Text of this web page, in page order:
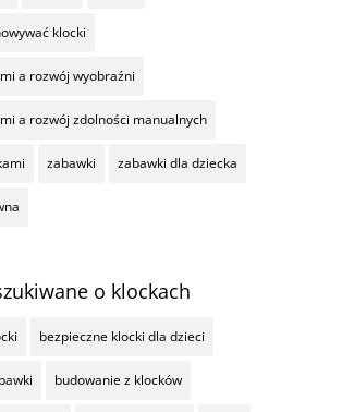
klocki
a rozwój wyobraźni
a rozwój zdolności manualnych
zabawki zabawki dla dziecka
o klockach
bezpieczne klocki dla dzieci
budowanie z klocków